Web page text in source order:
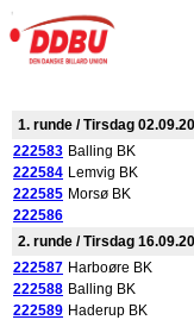
1. runde / Tirsdag
222583 Balling BK
222584 Lemvig BK
222585 Morsø BK
222586
2. runde / Tirsdag
222587 Harboøre BK
222588 Balling BK
222589 Haderup BK